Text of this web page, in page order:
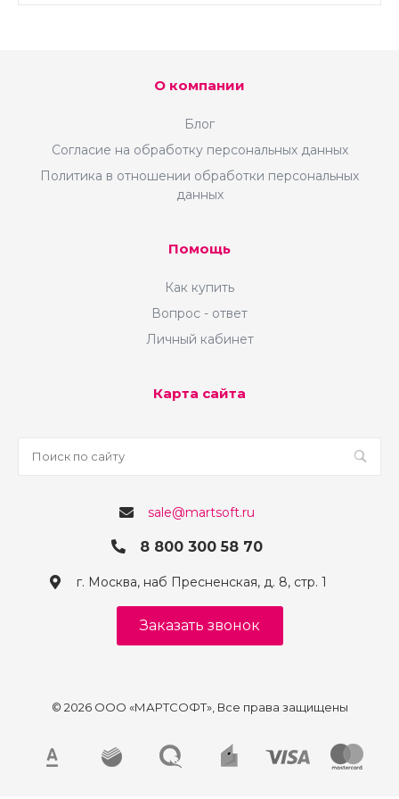
О компании
Блог
Согласие на обработку персональных данных
Политика в отношении обработки персональных
данных
Помощь
Как купить
Вопрос - ответ
Личный кабинет
Карта сайта
sale@martsoft.ru
8 800 300 58 70
г. Москва, наб Пресненская, д. 8, стр. 1
Заказать звонок
© 2026 ООО «МАРТСОФТ», Все права защищены